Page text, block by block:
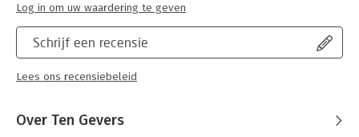
Schrijf een recensie
Lees ons recensiebeleid
Log in om uw waardering te geven
Over Ten Gevers